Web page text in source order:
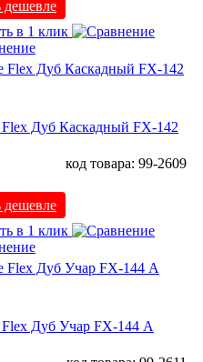
дешевле
в 1 клик
Дуб Каскадный FX-142
код товара: 99-2609
дешевле
в 1 клик
Дуб Учар FX-144 А